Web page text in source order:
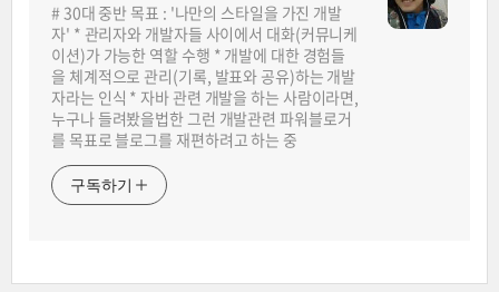
# 30대 중반 목표 : '나만의 스타일을 가진 개발
자' * 관리자와 개발자들 사이에서 대화(커뮤니케
이션)가 가능한 역할 수행 * 개발에 대한 경험들
을 체계적으로 관리(기록, 발표와 공유)하는 개발
자라는 인식 * 자바 관련 개발을 하는 사람이라면,
누구나 들려봤을법한 그런 개발관련 파워블로거
를 목표로 블로그를 재편하려고 하는 중
구독하기